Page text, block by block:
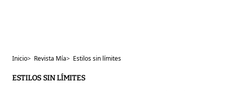
Inicio> Revista Mía> Estilos sin límites
ESTILOS SIN LÍMITES